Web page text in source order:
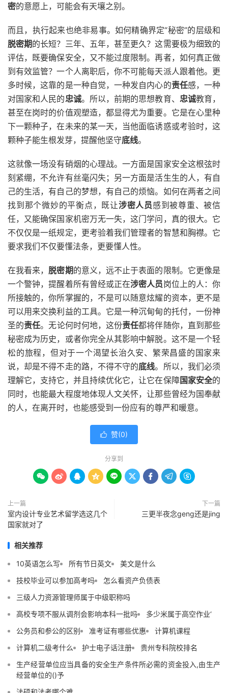
密的意愿上，可能会有天壤之别。
而且，执行起来也绝非易事。如何精确界定“秘密”的层级和
脱密期的长短？三年、五年，甚至更久？这需要极为细致的
评估，既要确保安全，又不能过度限制。再者，如何真正做
到有效监管？一个人离职后，你不可能每天派人跟着他。更
多时候，这靠的是一种自觉，一种发自内心的责任感，一种
对国家和人民的忠诚。所以，前期的思想教育、 忠诚教育，
甚至在岗时的价值观塑造，都显得尤为重要。它是在心里种
下一颗种子，在未来的某一天，当他面临诱惑或考验时，这
颗种子能生根发芽，提醒他坚守底线。
这就像一场没有硝烟的心理战。一方面是国家安全这根弦时
刻紧绷，不允许有丝毫闪失；另一方面是活生生的人，有自
己的生活，有自己的梦想，有自己的烦恼。如何在两者之间
找到那个微妙的平衡点，既让涉密人员感到被尊重、被信
任，又能确保国家机密万无一失，这门学问，真的很大。它
不仅仅是一纸规定，更考验着我们管理者的智慧和胸襟。它
要求我们不仅要懂法条，更要懂人性。
在我看来， 脱密期的意义，远不止于表面的限制。它更像是
一个警钟，提醒着所有曾经或正在涉密人员岗位上的人：你
所接触的，你所掌握的，不是可以随意炫耀的资本，更不是
可以用来交换利益的工具。它是一种沉甸甸的托付，一份神
圣的责任。无论何时何地，这份责任都将伴随你，直到那些
秘密成为历史，或者你完全从其影响中解脱。这不是一个轻
松的旅程，但对于一个渴望长治久安、繁荣昌盛的国家来
说，却是不得不走的路，不得不守的底线。所以，我们必须
理解它，支持它，并且持续优化它，让它在保障国家安全的
同时，也能最大程度地体现人文关怀，让那些曾经为国奉献
的人，在离开时，也能感受到一份应有的尊严和暖意。
 赞(0)
分享到
        
上一篇
室内设计专业艺术留学选这几个
国家就对了
下一篇
三更半夜念geng还是jing
相关推荐
10英语怎么写 所有节日英文
美文是什么
技校毕业可以参加高考吗
怎么看资产负债表
三级人力资源管理师属于中级职称吗
高校专项不服从调剂会影响本科一批吗
多少米属于高空作业‘
公务员和参公的区别
准考证有哪些优惠
计算机课程
计算机二级考什么
护士电子话注册
贵州专科院校排名
生产经营单位应当具备的安全生产条件所必需的资金投入,由生产
经营单位的()予